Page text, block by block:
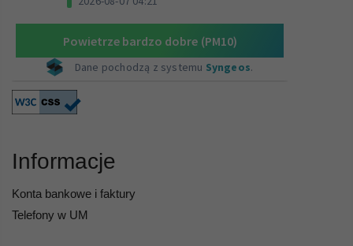
Informacje
Konta bankowe i faktury
Telefony w UM